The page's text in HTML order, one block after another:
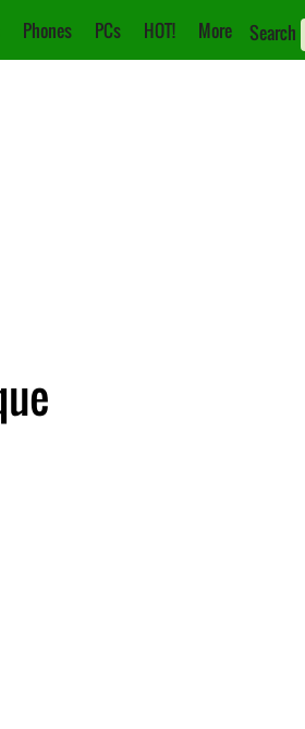
Phones PCs HOT! More Search